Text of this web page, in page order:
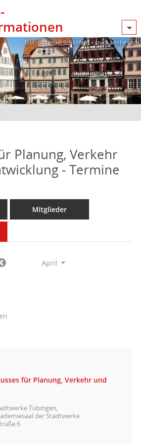
Bild: @Manuel Schönfeld – stock.adobe.com
Planung, Verkehr
- Termine
Mitglieder
April
für Planung, Verkehr und
Tübingen,
der Stadtwerke
6